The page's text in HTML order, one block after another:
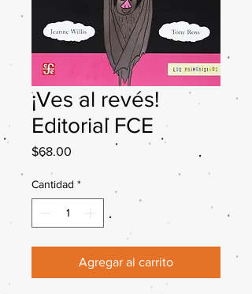
¡Ves al revés!
Editorial FCE
$68.00
Cantidad *
Agregar al carrito